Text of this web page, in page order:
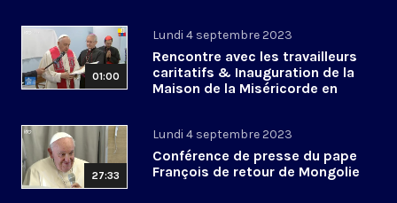
01:00
Lundi 4 septembre 2023
Rencontre avec les travailleurs
caritatifs & Inauguration de la
Maison de la Miséricorde en
27:33
Lundi 4 septembre 2023
Conférence de presse du pape
François de retour de Mongolie